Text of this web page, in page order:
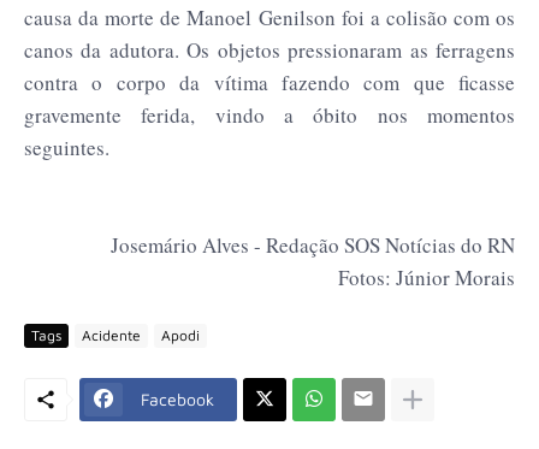
causa da morte de Manoel Genilson foi a colisão com os
canos da adutora. Os objetos pressionaram as ferragens
contra o corpo da vítima fazendo com que ficasse
gravemente ferida, vindo a óbito nos momentos
seguintes.
Josemário Alves - Redação SOS Notícias do RN
Fotos: Júnior Morais
Tags Acidente Apodi
Facebook